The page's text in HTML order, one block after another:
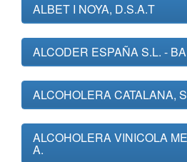
ALBET I NOYA, D.S.A.T
ALCODER ESPAÑA S.L. -
ALCOHOLERA CATALANA,
ALCOHOLERA VINICOLA
A.